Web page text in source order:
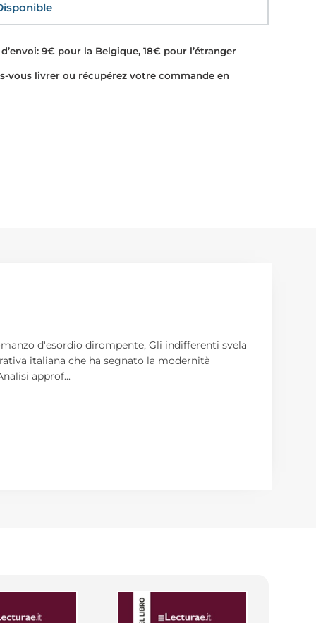
9€ pour la Belgique, 18€ pour l’étranger
livrer ou récupérez votre commande en
d'esordio dirompente, Gli indifferenti svela
italiana che ha segnato la modernità
approf...